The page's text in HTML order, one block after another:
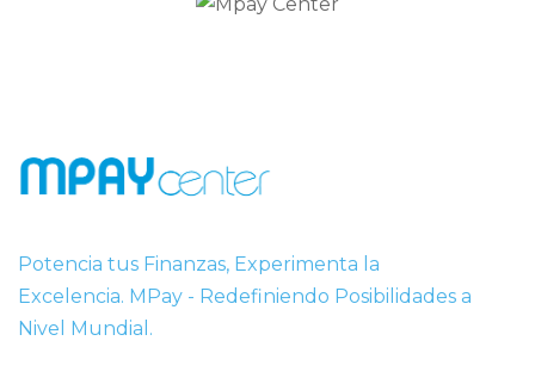
Potencia tus Finanzas, Experimenta la
Excelencia. MPay - Redefiniendo Posibilidades a
Nivel Mundial.